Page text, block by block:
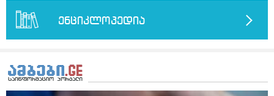
ენციკლოპედია